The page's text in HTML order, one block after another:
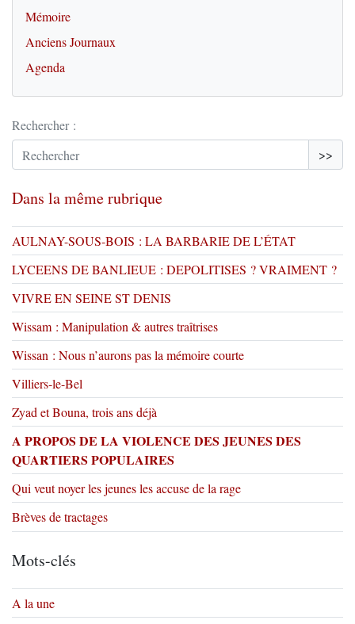
Mémoire
Anciens Journaux
Agenda
Rechercher :
>>
Dans la même rubrique
AULNAY-SOUS-BOIS : LA BARBARIE DE L’ÉTAT
LYCEENS DE BANLIEUE : DEPOLITISES ? VRAIMENT ?
VIVRE EN SEINE ST DENIS
Wissam : Manipulation & autres traîtrises
Wissan : Nous n’aurons pas la mémoire courte
Villiers-le-Bel
Zyad et Bouna, trois ans déjà
A PROPOS DE LA VIOLENCE DES JEUNES DES
QUARTIERS POPULAIRES
Qui veut noyer les jeunes les accuse de la rage
Brèves de tractages
Mots-clés
A la une